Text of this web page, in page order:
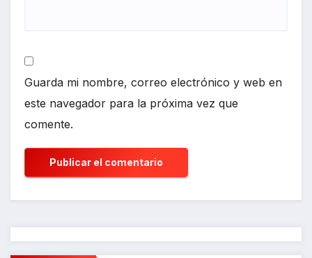
Guarda mi nombre, correo electrónico y web en
este navegador para la próxima vez que
comente.